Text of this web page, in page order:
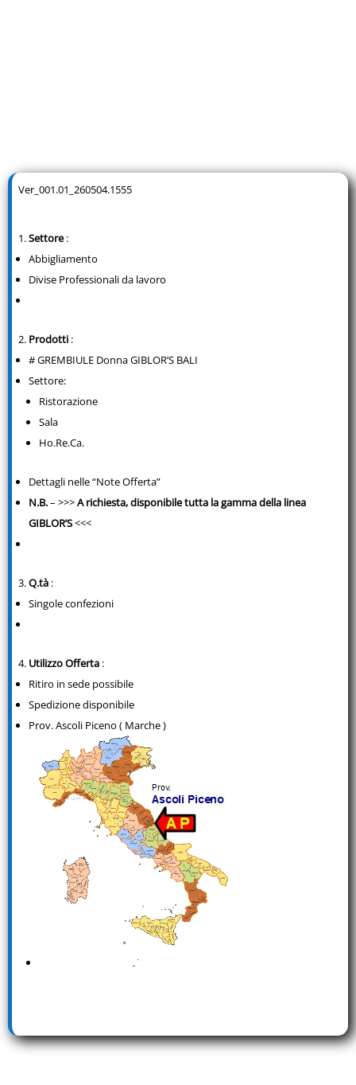
Ver_001.01_260504.1555
Settore:
Abbigliamento
Divise Professionali da lavoro
Prodotti :
# GREMBIULE Donna GIBLOR’S BALI
Settore:
Ristorazione
Sala
Ho.Re.Ca.
Dettagli nelle “Note Offerta”
N.B.– >>>A richiesta, disponibile tutta la gamma della linea
GIBLOR’S<<<
Q.tà :
Singole confezioni
Utilizzo Offerta :
Ritiro in sede possibile
Spedizione disponibile
Prov. Ascoli Piceno ( Marche )